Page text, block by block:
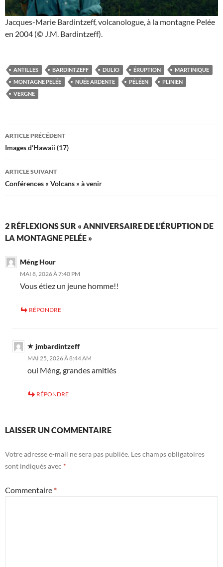
Jacques-Marie Bardintzeff, volcanologue, à la montagne Pelée
en 2004 (© J.M. Bardintzeff).
ANTILLES BARDINTZEFF DULIO ÉRUPTION
MARTINIQUE
MONTAGNE PELÉE
NUÉE ARDENTE PÉLÉEN
PLINIEN
VERGNE
Navigation
des
articles
ARTICLE PRÉCÉDENT
Images d’Hawaii (17)
ARTICLE SUIVANT
Conférences « Volcans » à venir
2 RÉFLEXIONS SUR « ANNIVERSAIRE DE L’ÉRUPTION DE
LA MONTAGNE PELÉE »
Méng Hour
MAI 8, 2026 À 7:40 PM
Vous étiez un jeune homme!!
RÉPONDRE
jmbardintzeff
MAI 25, 2026 À 8:44 AM
oui Méng, grandes amitiés
RÉPONDRE
LAISSER UN COMMENTAIRE
Votre adresse e-mail ne sera pas publiée. Les champs obligatoires
sont indiqués avec *
Commentaire *